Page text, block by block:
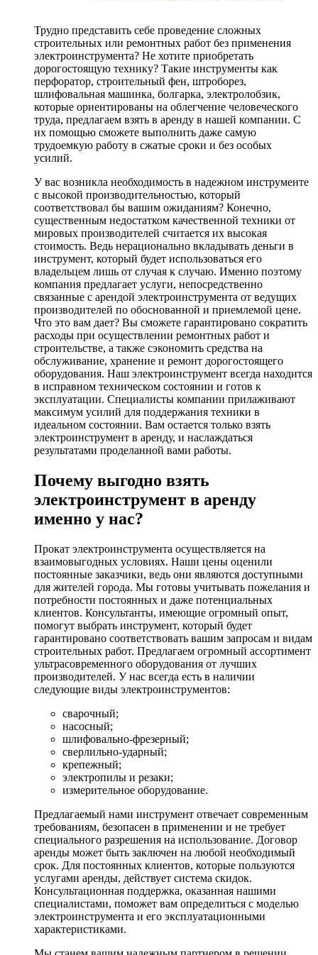
Трудно представить себе проведение сложных
строительных или ремонтных работ без применения
электроинструмента? Не хотите приобретать
дорогостоящую технику? Такие инструменты как
перфоратор, строительный фен, штроборез,
шлифовальная машинка, болгарка, электролобзик,
которые ориентированы на облегчение человеческого
труда, предлагаем взять в аренду в нашей компании. С
их помощью сможете выполнить даже самую
трудоемкую работу в сжатые сроки и без особых
усилий.
У вас возникла необходимость в надежном инструменте
с высокой производительностью, который
соответствовал бы вашим ожиданиям? Конечно,
существенным недостатком качественной техники от
мировых производителей считается их высокая
стоимость. Ведь нерационально вкладывать деньги в
инструмент, который будет использоваться его
владельцем лишь от случая к случаю. Именно поэтому
компания предлагает услуги, непосредственно
связанные с арендой электроинструмента от ведущих
производителей по обоснованной и приемлемой цене.
Что это вам дает? Вы сможете гарантировано сократить
расходы при осуществлении ремонтных работ и
строительстве, а также сэкономить средства на
обслуживание, хранение и ремонт дорогостоящего
оборудования. Наш электроинструмент всегда находится
в исправном техническом состоянии и готов к
эксплуатации. Специалисты компании прилаживают
максимум усилий для поддержания техники в
идеальном состоянии. Вам остается только взять
электроинструмент в аренду, и наслаждаться
результатами проделанной вами работы.
Почему выгодно взять
электроинструмент в аренду
именно у нас?
Прокат электроинструмента осуществляется на
взаимовыгодных условиях. Наши цены оценили
постоянные заказчики, ведь они являются доступными
для жителей города. Мы готовы учитывать пожелания и
потребности постоянных и даже потенциальных
клиентов. Консультанты, имеющие огромный опыт,
помогут выбрать инструмент, который будет
гарантировано соответствовать вашим запросам и видам
строительных работ. Предлагаем огромный ассортимент
ультрасовременного оборудования от лучших
производителей. У нас всегда есть в наличии
следующие виды электроинструментов:
сварочный;
насосный;
шлифовально-фрезерный;
сверлильно-ударный;
крепежный;
электропилы и резаки;
измерительное оборудование.
Предлагаемый нами инструмент отвечает современным
требованиям, безопасен в применении и не требует
специального разрешения на использование. Договор
аренды может быть заключен на любой необходимый
срок. Для постоянных клиентов, которые пользуются
услугами аренды, действует система скидок.
Консультационная поддержка, оказанная нашими
специалистами, поможет вам определиться с моделью
электроинструмента и его эксплуатационными
характеристиками.